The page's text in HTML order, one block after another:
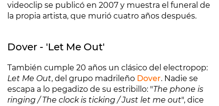
videoclip se publicó en 2007 y muestra el funeral de
la propia artista, que murió cuatro años después.
Dover - 'Let Me Out'
También cumple 20 años un clásico del electropop:
Let Me Out, del grupo madrileño Dover. Nadie se
escapa a lo pegadizo de su estribillo: "The phone is
ringing / The clock is ticking / Just let me out", dice